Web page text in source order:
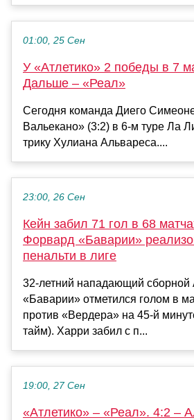
01:00, 25 Сен
У «Атлетико» 2 победы в 7
Дальше – «Реал»
Сегодня команда Диего
Вальекано» (3:2) в 6-м туре Ла
трику Хулиана Альвареса....
23:00, 26 Сен
Кейн забил 71 гол в 68
Форвард «Баварии»
пенальти в лиге
32-летний нападающий сборной
«Баварии» отметился голом в
против «Вердера» на 45-й
тайм). Харри забил с п...
19:00, 27 Сен
«Атлетико» – «Реал». 4:2 –